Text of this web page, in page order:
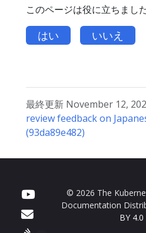
このページは役に立ちまし
はい いいえ
最終更新 November 12,
review feedback on
(93da89e482)
© 2026 The
Documentation
BY 4.0